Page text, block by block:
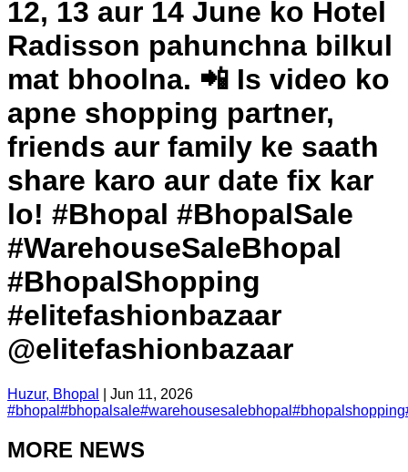
12, 13 aur 14 June ko Hotel
Radisson pahunchna bilkul
mat bhoolna. 📲 Is video ko
apne shopping partner,
friends aur family ke saath
share karo aur date fix kar
lo! #Bhopal #BhopalSale
#WarehouseSaleBhopal
#BhopalShopping
#elitefashionbazaar
@elitefashionbazaar
Huzur, Bhopal
Jun 11, 2026
#bhopal #bhopalsale#warehousesalebhopal #bhopalshopping
MORE NEWS